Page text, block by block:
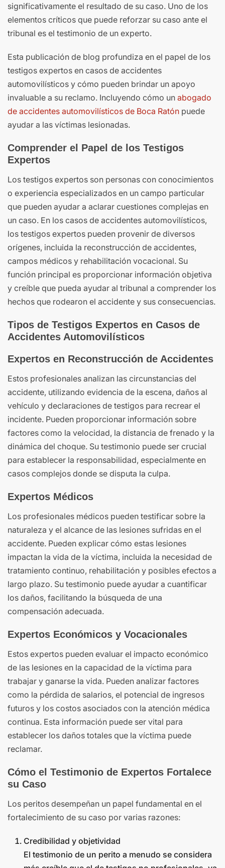
significativamente el resultado de su caso. Uno de los
elementos críticos que puede reforzar su caso ante el
tribunal es el testimonio de un experto.
Esta publicación de blog profundiza en el papel de los
testigos expertos en casos de accidentes
automovilísticos y cómo pueden brindar un apoyo
invaluable a su reclamo. Incluyendo cómo un abogado
de accidentes automovilísticos de Boca Ratón puede
ayudar a las víctimas lesionadas.
Comprender el Papel de los Testigos
Expertos
Los testigos expertos son personas con conocimientos
o experiencia especializados en un campo particular
que pueden ayudar a aclarar cuestiones complejas en
un caso. En los casos de accidentes automovilísticos,
los testigos expertos pueden provenir de diversos
orígenes, incluida la reconstrucción de accidentes,
campos médicos y rehabilitación vocacional. Su
función principal es proporcionar información objetiva
y creíble que pueda ayudar al tribunal a comprender los
hechos que rodearon el accidente y sus consecuencias.
Tipos de Testigos Expertos en Casos de
Accidentes Automovilísticos
Expertos en Reconstrucción de Accidentes
Estos profesionales analizan las circunstancias del
accidente, utilizando evidencia de la escena, daños al
vehículo y declaraciones de testigos para recrear el
incidente. Pueden proporcionar información sobre
factores como la velocidad, la distancia de frenado y la
dinámica del choque. Su testimonio puede ser crucial
para establecer la responsabilidad, especialmente en
casos complejos donde se disputa la culpa.
Expertos Médicos
Los profesionales médicos pueden testificar sobre la
naturaleza y el alcance de las lesiones sufridas en el
accidente. Pueden explicar cómo estas lesiones
impactan la vida de la víctima, incluida la necesidad de
tratamiento continuo, rehabilitación y posibles efectos a
largo plazo. Su testimonio puede ayudar a cuantificar
los daños, facilitando la búsqueda de una
compensación adecuada.
Expertos Económicos y Vocacionales
Estos expertos pueden evaluar el impacto económico
de las lesiones en la capacidad de la víctima para
trabajar y ganarse la vida. Pueden analizar factores
como la pérdida de salarios, el potencial de ingresos
futuros y los costos asociados con la atención médica
continua. Esta información puede ser vital para
establecer los daños totales que la víctima puede
reclamar.
Cómo el Testimonio de Expertos Fortalece
su Caso
Los peritos desempeñan un papel fundamental en el
fortalecimiento de su caso por varias razones:
Credibilidad y objetividad
El testimonio de un perito a menudo se considera